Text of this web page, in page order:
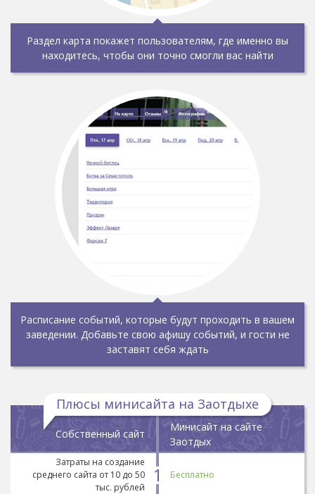
Раздел карта покажет пользователям, где именно вы
находитесь, чтобы они точно смогли вас найти
Расписание событий, которые будут проходить в вашем
заведении. Добавьте свою афишу событий, и гости не
заставят себя ждать
Плюсы минисайта на Заотдыхе
Собственный сайт
Минисайт на сайте
Заотдых
1
Затраты на создание
среднего сайта от 10 до 50
тыс. рублей
Бесплатно